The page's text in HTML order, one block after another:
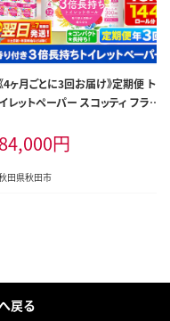
4ヶ月ごとに3回お届け》定期便 ト
イレットペーパー スコッティ フラ
ール(ダブル)×12パック 最短翌日
発送 [スコッティ フラワーパック ト
レットペーパー 日本製紙クレシ
84,000円
田県秋田市
戻る